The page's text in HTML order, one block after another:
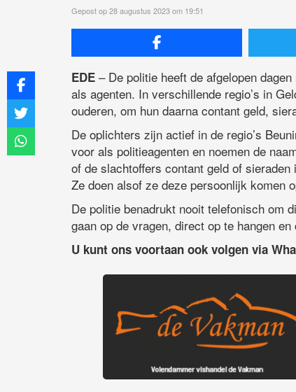
Gepost op 28 augustus 2023 om 19:51
EDE – De politie heeft de afgelopen
als agenten. In verschillende regio’s in
ouderen, om hun daarna contant geld,
De oplichters zijn actief in de regio’s
voor als politieagenten en noemen de
of de slachtoffers contant geld of
Ze doen alsof ze deze persoonlijk komen
De politie benadrukt nooit telefonisch om
gaan op de vragen, direct op te hangen
U kunt ons voortaan ook volgen via